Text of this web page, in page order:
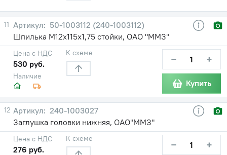
11
50-1003112 (240-1003112)
Шпилька М12х115х1,75 стойки, ОАО "ММЗ"
Наличие
Цена с НДС
530 руб.
К схеме − +
Купить
12
240-1003027
Заглушка головки нижняя, ОАО"ММЗ"
Цена с НДС
276 руб.
К схеме − +